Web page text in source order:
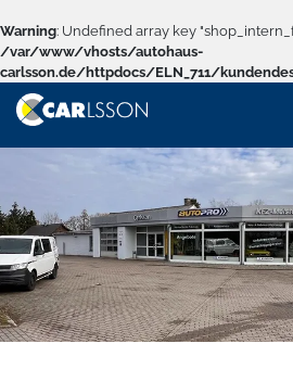
Warning: Undefined array key
/var/www/vhosts/autohaus-
carlsson.de/httpdocs/ELN_711/